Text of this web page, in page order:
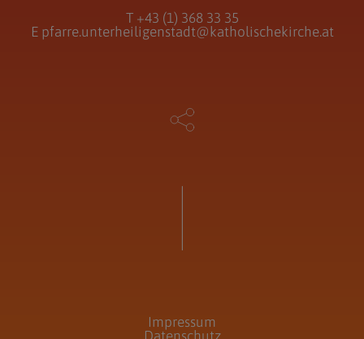
T +43 (1) 368 33 35
E pfarre.unterheiligenstadt@katholischekirche.at
Impressum